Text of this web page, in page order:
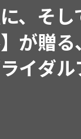
人気イ
週5で
選